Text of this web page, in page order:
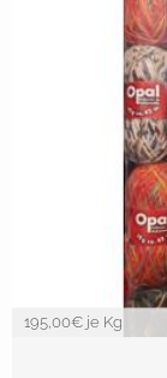
195,00€ je Kg